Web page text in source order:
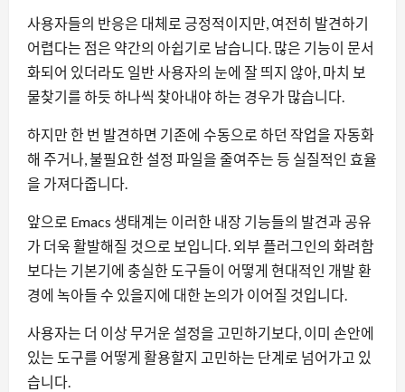
사용자들의 반응은 대체로 긍정적이지만, 여전히 발견하기
어렵다는 점은 약간의 아쉽기로 남습니다. 많은 기능이 문서
화되어 있더라도 일반 사용자의 눈에 잘 띄지 않아, 마치 보
물찾기를 하듯 하나씩 찾아내야 하는 경우가 많습니다.
하지만 한 번 발견하면 기존에 수동으로 하던 작업을 자동화
해 주거나, 불필요한 설정 파일을 줄여주는 등 실질적인 효율
을 가져다줍니다.
앞으로 Emacs 생태계는 이러한 내장 기능들의 발견과 공유
가 더욱 활발해질 것으로 보입니다. 외부 플러그인의 화려함
보다는 기본기에 충실한 도구들이 어떻게 현대적인 개발 환
경에 녹아들 수 있을지에 대한 논의가 이어질 것입니다.
사용자는 더 이상 무거운 설정을 고민하기보다, 이미 손안에
있는 도구를 어떻게 활용할지 고민하는 단계로 넘어가고 있
습니다.